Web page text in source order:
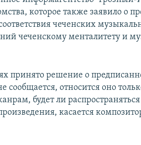
которое также заявило о
чеченских
чеченскому менталитету и
принято решение о
сообщается, относится оно
будет ли
касается